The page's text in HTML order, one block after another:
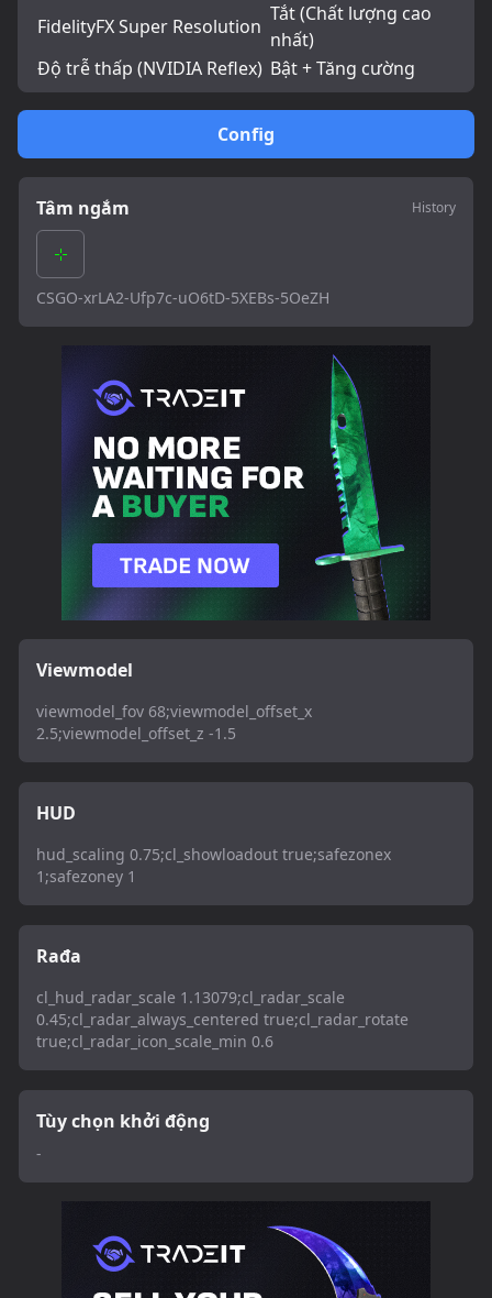
Config
Tâm ngắm History
CSGO-xrLA2-Ufp7c-uO6tD-5XEBs-5OeZH
Viewmodel
viewmodel_fov 68;viewmodel_offset_x
2.5;viewmodel_offset_z -1.5
HUD
hud_scaling 0.75;cl_showloadout true;safezonex
1;safezoney 1
Rađa
cl_hud_radar_scale 1.13079;cl_radar_scale
0.45;cl_radar_always_centered true;cl_radar_rotate
true;cl_radar_icon_scale_min 0.6
Tùy chọn khởi động
-
FidelityFX Super Resolution
Tắt (Chất lượng cao
nhất)
Độ trễ thấp (NVIDIA Reflex) Bật + Tăng cường